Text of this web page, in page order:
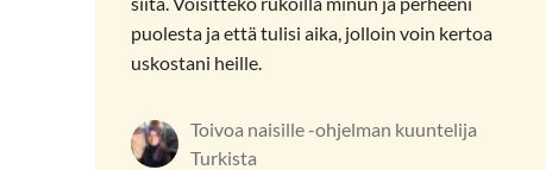
puolesta ja että tulisi aika, jolloin voin kertoa
uskostani heille.
Toivoa naisille -ohjelman kuuntelija
Turkista